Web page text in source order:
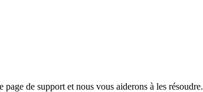
de support et nous vous aiderons à les résoudre.